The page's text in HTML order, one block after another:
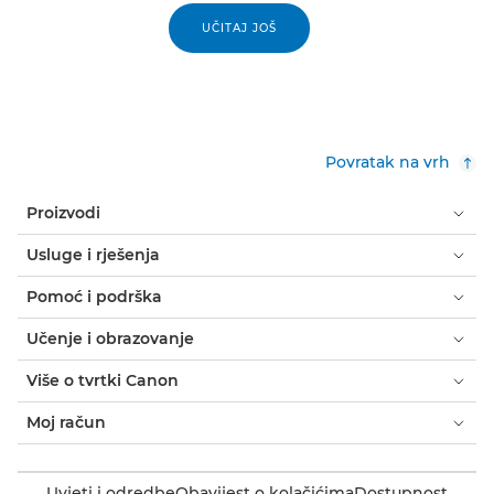
UČITAJ JOŠ
Povratak na vrh
Proizvodi
Usluge i rješenja
Pomoć i podrška
Učenje i obrazovanje
Više o tvrtki Canon
Moj račun